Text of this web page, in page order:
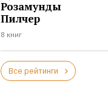
Розамунды
Пилчер
8 книг
Все рейтинги